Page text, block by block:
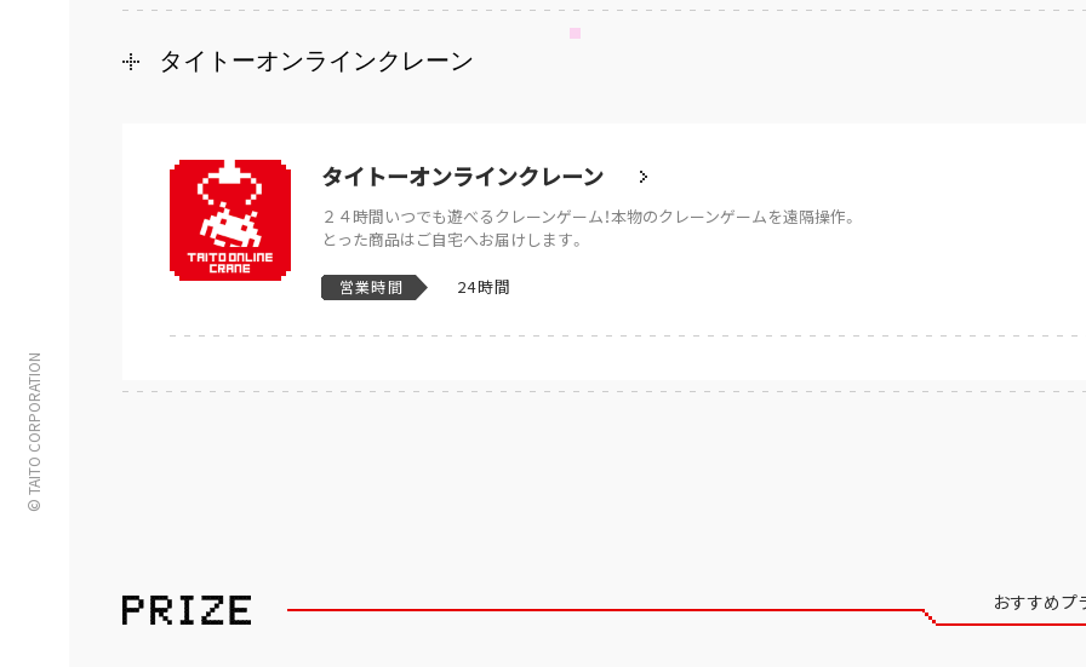
© TAITO CORPORATION
タイトーオンラインクレーン
タイトーオンラインクレーン
２４時間いつでも遊べるクレーンゲーム！本物のクレーンゲームを遠隔操作。
とった商品はご自宅へお届けします。
営業時間 24時間
おすすめプ